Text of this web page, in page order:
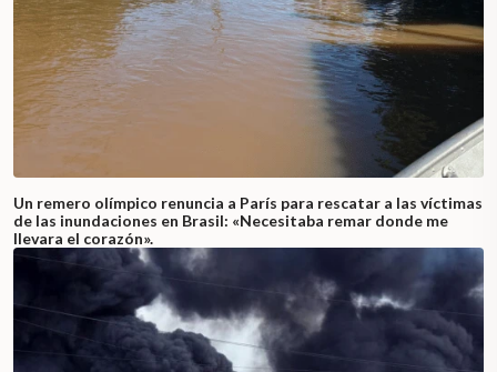
Un remero olímpico renuncia a París para rescatar a las víctimas
de las inundaciones en Brasil: «Necesitaba remar donde me
llevara el corazón».